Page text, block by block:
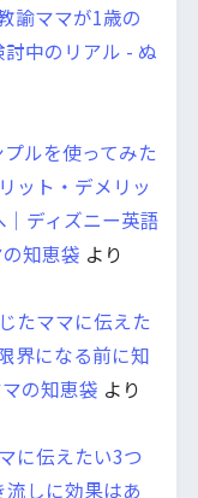
諭ママが1歳の
中のリアル - ぬ
ルを使ってみた
ット・デメリッ
ディズニー英語
知恵袋 より
たママに伝えた
界になる前に知
の知恵袋 より
に伝えたい3つ
しに効果はあ